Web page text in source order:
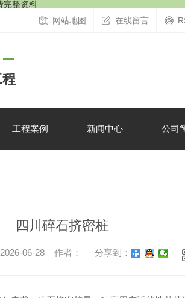
完整资料
网站地图 在线留言
四川振冲碎石桩
工程案例 新闻中心 公司
四川碎石挤密桩
06-28 作者： 分享到：